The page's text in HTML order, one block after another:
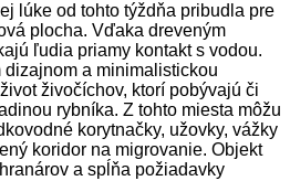
lúke od tohto týždňa pribudla pre
plocha. Vďaka dreveným
ľudia priamy kontakt s vodou.
a minimalistickou
živočíchov, ktorí pobývajú či
rybníka. Z tohto miesta môžu
korytnačky, užovky, vážky
koridor na migrovanie. Objekt
a spĺňa požiadavky